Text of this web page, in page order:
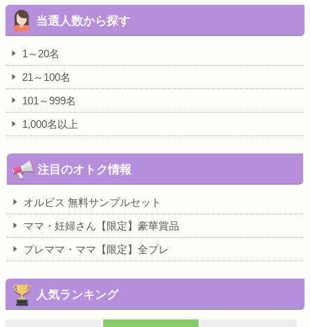
当選人数から探す
1～20名
21～100名
101～999名
1,000名以上
注目のオトク情報
オルビス 無料サンプルセット
ママ・妊婦さん【限定】豪華賞品
プレママ・ママ【限定】全プレ
人気ランキング